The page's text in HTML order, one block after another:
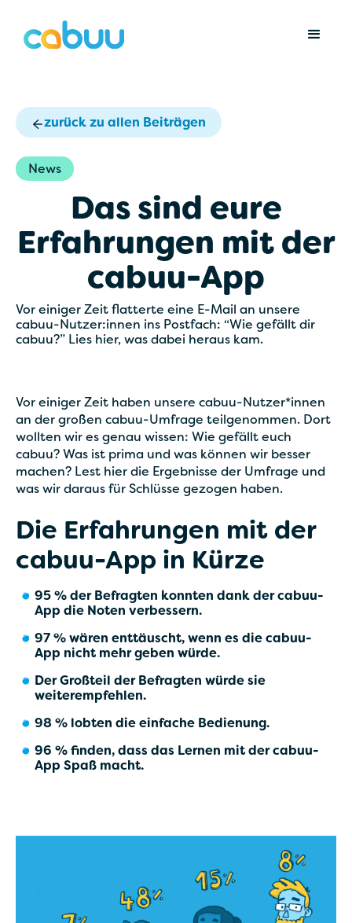
zurück zu allen Beiträgen
News
Das sind eure
Erfahrungen mit der
cabuu-App
Vor einiger Zeit flatterte eine E-Mail an unsere
cabuu-Nutzer:innen ins Postfach: “Wie gefällt dir
cabuu?” Lies hier, was dabei heraus kam.
Vor einiger Zeit haben unsere cabuu-Nutzer*innen
an der großen cabuu-Umfrage teilgenommen. Dort
wollten wir es genau wissen: Wie gefällt euch
cabuu? Was ist prima und was können wir besser
machen? Lest hier die Ergebnisse der Umfrage und
was wir daraus für Schlüsse gezogen haben.
Die Erfahrungen mit der
cabuu-App in Kürze
95 % der Befragten konnten dank der cabuu-
App die Noten verbessern.
97 % wären enttäuscht, wenn es die cabuu-
App nicht mehr geben würde.
Der Großteil der Befragten würde sie
weiterempfehlen.
98 % lobten die einfache Bedienung.
96 % finden, dass das Lernen mit der cabuu-
App Spaß macht.